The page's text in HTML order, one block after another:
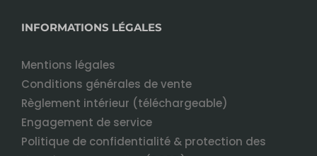
INFORMATIONS LÉGALES
Mentions légales
Conditions générales de vente
Règlement intérieur (téléchargeable)
Engagement de service
Politique de confidentialité & protection des